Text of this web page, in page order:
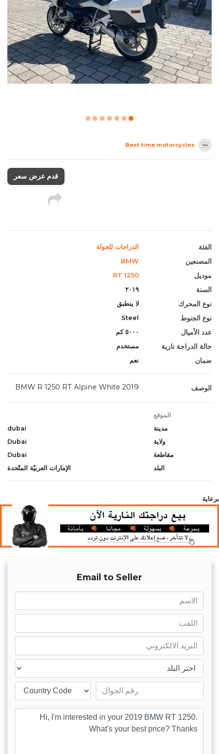
Best time motorcycles
قدم عرض سعر
الفئة الدراجات للجولة
المصنعين BMW
موديل RT 1250
السنة ٢٠١٩
نوع المحرك لا ينطبق
نوع الجنوط Steel
عدد الأميال ٥٠٠٠ كم
حالة الدراجة نارية مستخدم
ضمان نعم
الوصف 2019 BMW R 1250 RT Alpine White
الموقع
مدينة
dubai
ولاية
Dubai
مقاطعة
Dubai
البلد
الإمارات العربيّة المتّحدة
برعاية
Email to Seller
Mobile number